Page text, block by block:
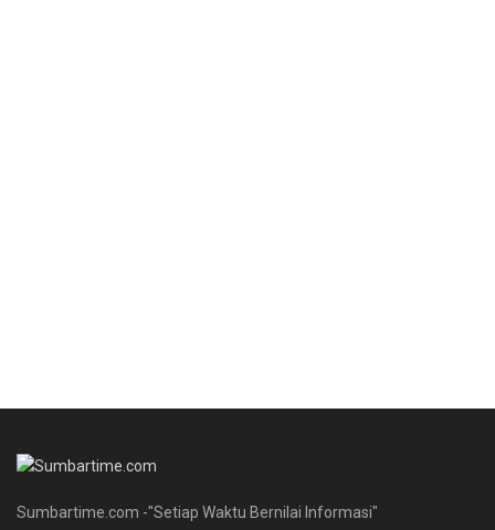
Sumbartime.com -"Setiap Waktu Bernilai Informasi"